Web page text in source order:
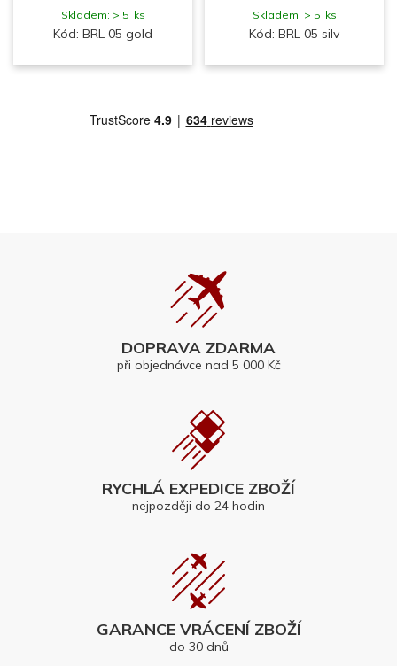
Skladem: > 5 ks
Kód: BRL 05 gold
Skladem: > 5 ks
Kód: BRL 05 silv
DOPRAVA ZDARMA
při objednávce nad 5 000 Kč
RYCHLÁ EXPEDICE ZBOŽÍ
nejpozději do 24 hodin
GARANCE VRÁCENÍ ZBOŽÍ
do 30 dnů